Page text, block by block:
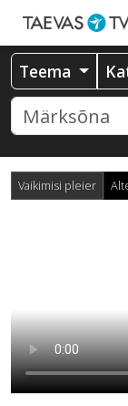
Teema
Vaikimisi pleier